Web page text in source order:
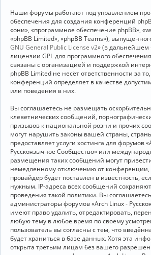
Наши форумы работают под управлением
обеспечения для создания конференций
«они», «программное обеспечение phpBB»,
«phpBB Limited», «phpBB Teams»),
GNU General Public License v2» (в дальнейшем
лицензии GPL для программного
связаны с организацией и поддержкой
phpBB Limited не несёт ответственности за
конференций определяет в качестве
или поведения в них.
Вы соглашаетесь не размещать
клеветнических сообщений,
призывов к национальной розни и прочих
могут нарушить законы вашей страны,
предоставляет услуги хостинга для форумов
Русскоязычное Сообщество» или
размещения таких сообщений могут
немедленному отключению от
провайдер будет поставлен в известность,
нужным. IP-адреса всех сообщений
проведения такой политики. Вы
администраторы форумов «Arch Linux -
имеют право удалить, отредактировать,
любую тему в любое время по своему
пользователь вы согласны с тем, что
будет храниться в базе данных. Хотя эта
открыта третьим лицам без вашего